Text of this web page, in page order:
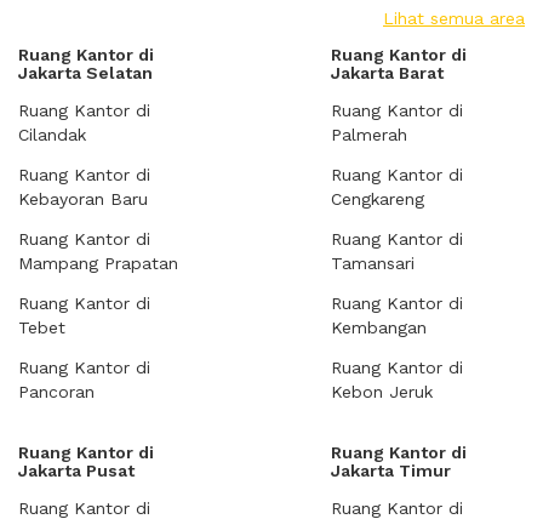
Lihat semua area
Ruang Kantor di
Jakarta Selatan
Ruang Kantor di
Cilandak
Ruang Kantor di
Kebayoran Baru
Ruang Kantor di
Mampang Prapatan
Ruang Kantor di
Tebet
Ruang Kantor di
Pancoran
Ruang Kantor di
Jakarta Barat
Ruang Kantor di
Palmerah
Ruang Kantor di
Cengkareng
Ruang Kantor di
Tamansari
Ruang Kantor di
Kembangan
Ruang Kantor di
Kebon Jeruk
Ruang Kantor di
Jakarta Pusat
Ruang Kantor di
Ruang Kantor di
Jakarta Timur
Ruang Kantor di